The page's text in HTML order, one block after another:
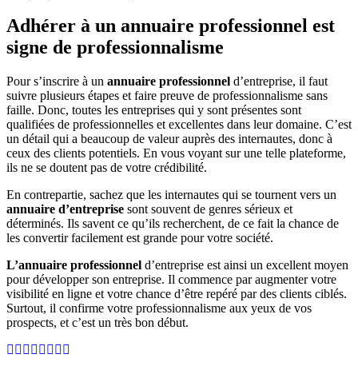
Adhérer à un annuaire professionnel est
signe de professionnalisme
Pour s’inscrire à un annuaire professionnel d’entreprise, il faut
suivre plusieurs étapes et faire preuve de professionnalisme sans
faille. Donc, toutes les entreprises qui y sont présentes sont
qualifiées de professionnelles et excellentes dans leur domaine. C’est
un détail qui a beaucoup de valeur auprès des internautes, donc à
ceux des clients potentiels. En vous voyant sur une telle plateforme,
ils ne se doutent pas de votre crédibilité.
En contrepartie, sachez que les internautes qui se tournent vers un
annuaire d’entreprise sont souvent de genres sérieux et
déterminés. Ils savent ce qu’ils recherchent, de ce fait la chance de
les convertir facilement est grande pour votre société.
L’annuaire professionnel d’entreprise est ainsi un excellent moyen
pour développer son entreprise. Il commence par augmenter votre
visibilité en ligne et votre chance d’être repéré par des clients ciblés.
Surtout, il confirme votre professionnalisme aux yeux de vos
prospects, et c’est un très bon début.